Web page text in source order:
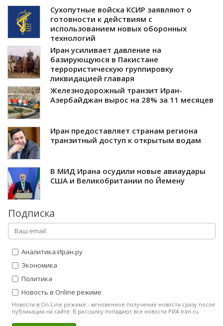
Сухопутные войска КСИР заявляют о
готовности к действиям с
использованием новых оборонных
технологий
Иран усиливает давление на
базирующуюся в Пакистане
террористическую группировку
ликвидацией главаря
Железнодорожный транзит Иран-
Азербайджан вырос на 28% за 11 месяцев
Иран предоставляет странам региона
транзитный доступ к открытым водам
В МИД Ирана осудили новые авиаудары
США и Великобритании по Йемену
Подписка
Аналитика Иран.ру
Экономика
Политика
Новость в Online режиме
Новости в On-Line режиме - мгновенное получение новости сразу после
публикации на сайте. В рассылку попадают все новости РИА Iran.ru.